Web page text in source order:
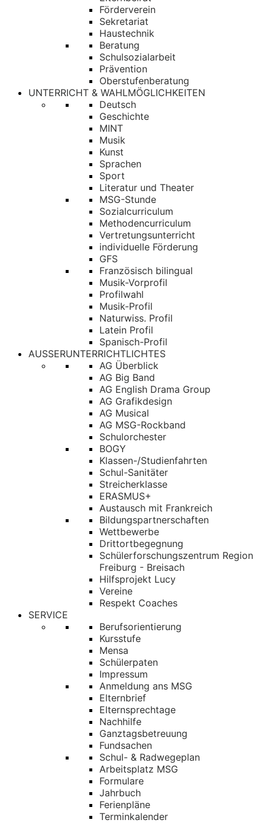
Förderverein
Sekretariat
Haustechnik
Beratung
Schulsozialarbeit
Prävention
Oberstufenberatung
UNTERRICHT & WAHLMÖGLICHKEITEN
Deutsch
Geschichte
MINT
Musik
Kunst
Sprachen
Sport
Literatur und Theater
MSG-Stunde
Sozialcurriculum
Methodencurriculum
Vertretungsunterricht
individuelle Förderung
GFS
Französisch bilingual
Musik-Vorprofil
Profilwahl
Musik-Profil
Naturwiss. Profil
Latein Profil
Spanisch-Profil
AUSSERUNTERRICHTLICHTES
AG Überblick
AG Big Band
AG English Drama Group
AG Grafikdesign
AG Musical
AG MSG-Rockband
Schulorchester
BOGY
Klassen-/Studienfahrten
Schul-Sanitäter
Streicherklasse
ERASMUS+
Austausch mit Frankreich
Bildungspartnerschaften
Wettbewerbe
Drittortbegegnung
Schülerforschungszentrum Region
Freiburg - Breisach
Hilfsprojekt Lucy
Vereine
Respekt Coaches
SERVICE
Berufsorientierung
Kursstufe
Mensa
Schülerpaten
Impressum
Anmeldung ans MSG
Elternbrief
Elternsprechtage
Nachhilfe
Ganztagsbetreuung
Fundsachen
Schul- & Radwegeplan
Arbeitsplatz MSG
Formulare
Jahrbuch
Ferienpläne
Terminkalender